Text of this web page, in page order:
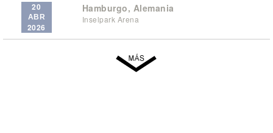
20
ABR
2026
Hamburgo, Alemania
Inselpark Arena